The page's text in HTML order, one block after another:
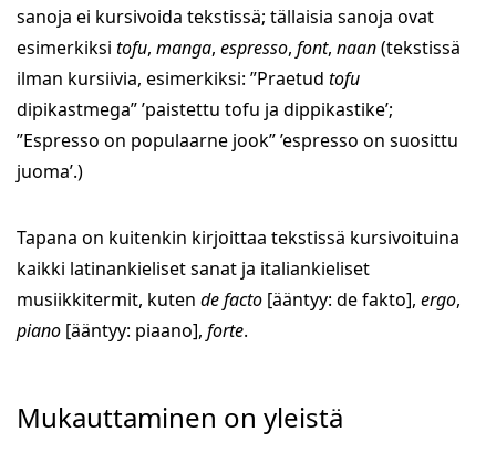
sanoja ei kursivoida tekstissä; tällaisia sanoja ovat
esimerkiksi tofu, manga, espresso, font, naan(tekstissä
ilman kursiivia, esimerkiksi: ”Praetud tofu
dipikastmega” ’paistettu tofu ja dippikastike’;
”Espresso on populaarne jook” ’espresso on suosittu
juoma’.)
Tapana on kuitenkin kirjoittaa tekstissä kursivoituina
kaikki latinankieliset sanat ja italiankieliset
musiikkitermit, kuten de facto [ääntyy: de fakto], ergo,
piano [ääntyy: piaano], forte.
Mukauttaminen on yleistä